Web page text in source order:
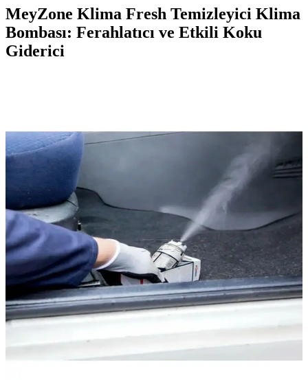
MeyZone Klima Fresh Temizleyici Klima
Bombası: Ferahlatıcı ve Etkili Koku
Giderici